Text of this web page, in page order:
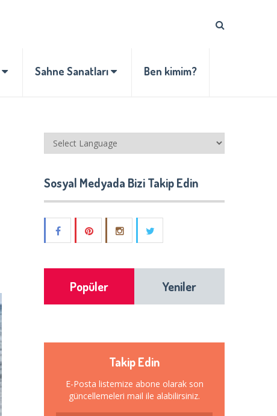
Sahne Sanatları Ben kimim?
Sosyal Medyada Bizi Takip Edin
Popüler Yeniler
Takip Edin
E-Posta listemize abone olarak son
güncellemeleri mail ile alabilirsiniz.